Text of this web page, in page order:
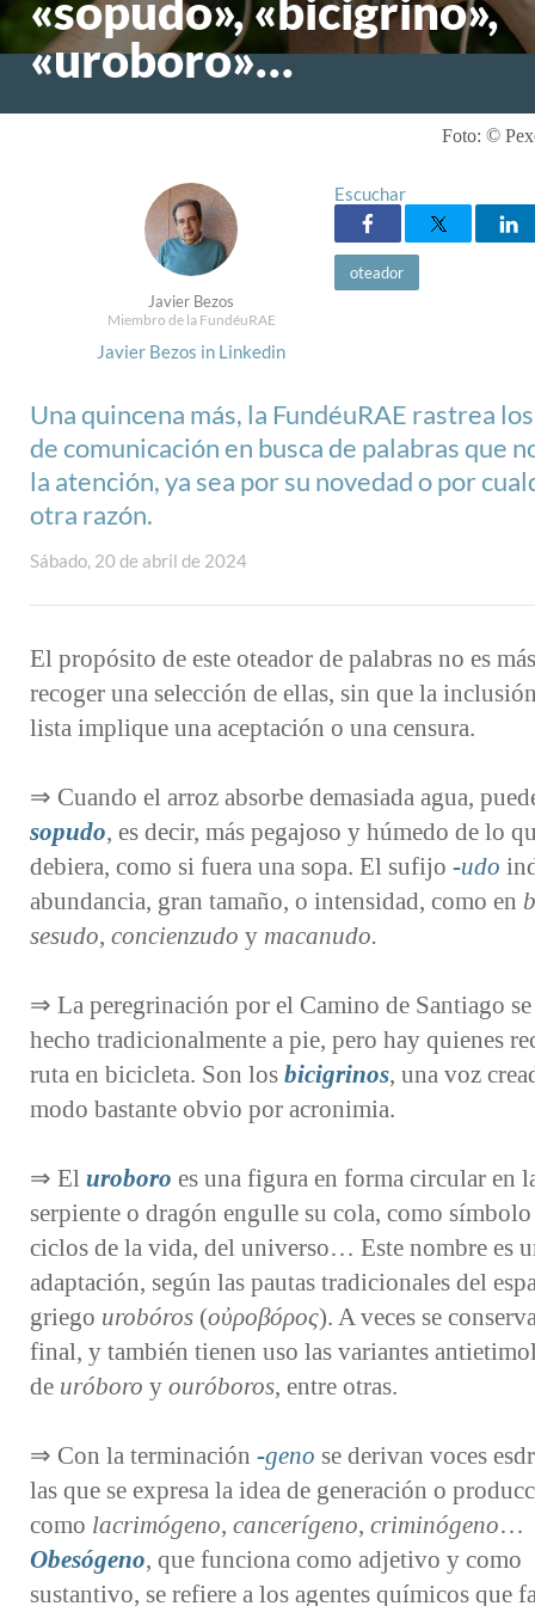
«sopudo», «bicigrino»,
«uroboro»…
Foto: ©
Javier Bezos
Miembro de la FundéuRAE
Javier Bezos in Linkedin
Escuchar
oteador
Una quincena más, la FundéuRAE rastrea
de comunicación en busca de palabras que
la atención, ya sea por su novedad o por
otra razón.
Sábado, 20 de abril de 2024
El propósito de este oteador de palabras no es
recoger una selección de ellas, sin que la
lista implique una aceptación o una censura.
⇒ Cuando el arroz absorbe demasiada agua,
sopudo, es decir, más pegajoso y húmedo de lo
debiera, como si fuera una sopa. El sufijo -⁠udo
abundancia, gran tamaño, o intensidad, como en
sesudo, concienzudo y macanudo.
⇒ La peregrinación por el Camino de Santiago se
hecho tradicionalmente a pie, pero hay quienes
ruta en bicicleta. Son los bicigrinos, una voz
modo bastante obvio por acronimia.
⇒ El uroboro es una figura en forma circular en
serpiente o dragón engulle su cola, como
ciclos de la vida, del universo… Este nombre es
adaptación, según las pautas tradicionales del
griego urobóros (οὐροβóρος). A veces se
final, y también tienen uso las variantes
de uróboro y ouróboros, entre otras.
⇒ Con la terminación -⁠geno se derivan voces
las que se expresa la idea de generación o
como lacrimógeno, cancerígeno, criminógeno…
Obesógeno, que funciona como adjetivo y como
sustantivo, se refiere a los agentes químicos que